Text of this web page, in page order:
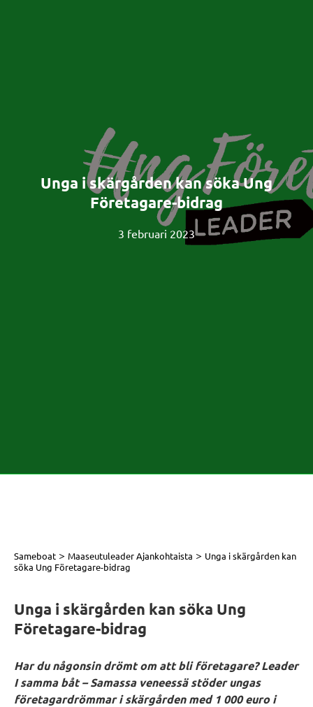
Unga i skärgården kan söka Ung
Företagare-bidrag
3 februari 2023
Sameboat > Maaseutuleader Ajankohtaista > Unga i skärgården kan
söka Ung Företagare-bidrag
Unga i skärgården kan söka Ung
Företagare-bidrag
Har du någonsin drömt om att bli företagare? Leader
I samma båt – Samassa veneessä stöder ungas
företagardrömmar i skärgården med 1 000 euro i